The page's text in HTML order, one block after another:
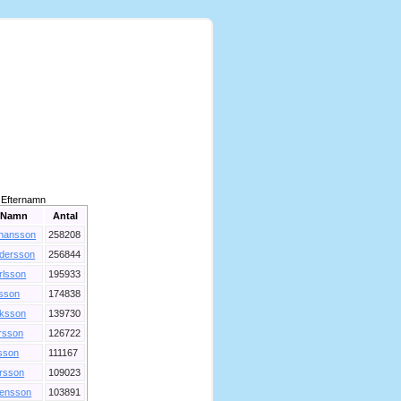
Efternamn
Namn
Antal
258208
256844
195933
174838
139730
126722
111167
109023
103891